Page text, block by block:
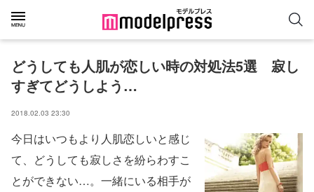
どうしても人肌が恋しい時の対処法5選　寂し
すぎてどうしよう…
2018.02.03 23:30
今日はいつもより人肌恋しいと感じ
て、どうしても寂しさを紛らわすこ
とができない…。一緒にいる相手が